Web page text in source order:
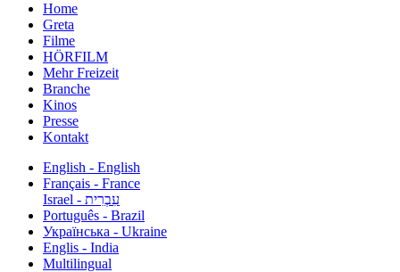
Home
Greta
Filme
HÖRFILM
Mehr Freizeit
Branche
Kinos
Presse
Kontakt
English - English
Français - France
עִבְרִית - Israel
Português - Brazil
Українська - Ukraine
Englis - India
Multilingual